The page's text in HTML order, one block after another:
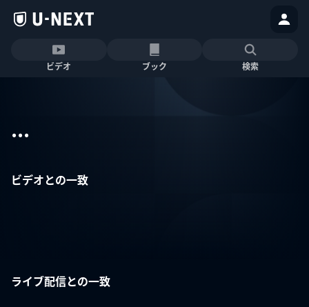
ビデオ ブック 検索
...
ビデオとの一致
ライブ配信との一致